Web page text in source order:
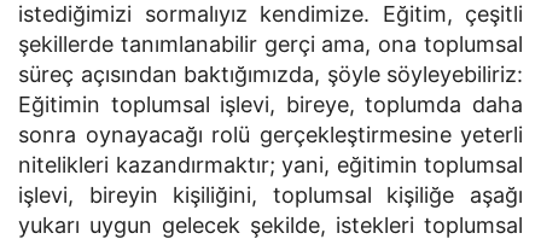
istediğimizi sormalıyız kendimize. Eğitim, çeşitli
şekillerde tanımlanabilir gerçi ama, ona toplumsal
süreç açısından baktığımızda, şöyle söyleyebiliriz:
Eğitimin toplumsal işlevi, bireye, toplumda daha
sonra oynayacağı rolü gerçekleştirmesine yeterli
nitelikleri kazandırmaktır; yani, eğitimin toplumsal
işlevi, bireyin kişiliğini, toplumsal kişiliğe aşağı
yukarı uygun gelecek şekilde, istekleri toplumsal